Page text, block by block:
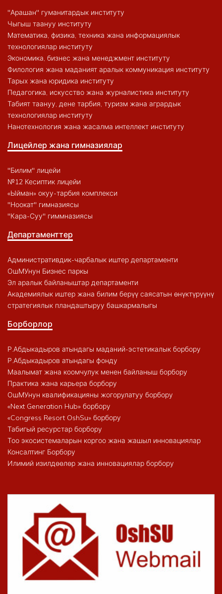
"Арашан" гуманитардык институту
Чыгыш таануу институту
Математика, физика, техника жана информациялык
технологиялар институту
Экономика, бизнес жана менеджмент институту
Филология жана маданият аралык коммуникация институту
Тарых жана юридика институту
Педагогика, искусство жана журналистика институту
Табият таануу, дене тарбия, туризм жана агрардык
технологиялар институту
Нанотехнология жана жасалма интеллект институту
Лицейлер жана гимназиялар
"Билим" лицейи
№12 Кесиптик лицейи
«Ыйман» окуу-тарбия комплекси
"Ноокат" гимназиясы
"Кара-Суу" гиммназиясы
Департаменттер
Административдик-чарбалык иштер департаменти
ОшМУнун Бизнес паркы
Эл аралык байланыштар департаменти
Академиялык иштер жана билим берүү саясатын өнүктүрүүнү
стратегиялык пландаштыруу башкармалыгы
Борборлор
Р.Абдыкадыров атындагы маданий-эстетикалык борбору
Р.Абдыкадыров атындагы фонду
Маалымат жана коомчулук менен байланыш борбору
Практика жана карьера борбору
ОшМУнун квалификацияны жогорулатуу борбору
«Next Generation Hub» борбору
«Congress Resort OshSu» борбору
Табигый ресурстар борбору
Тоо экосистемаларын коргоо жана жашыл инновациялар
Консалтинг Борбору
Илимий изилдөөлөр жана инновациялар борбору